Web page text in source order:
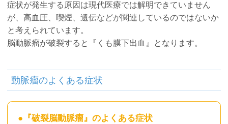
症状が発生する原因は現代医療では解明できていません
が、高血圧、喫煙、遺伝などが関連しているのではないか
と考えられています。
脳動脈瘤が破裂すると『くも膜下出血』となります。
動脈瘤のよくある症状
● 『破裂脳動脈瘤』のよくある症状